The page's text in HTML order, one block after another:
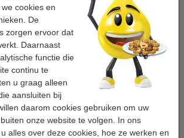
cookies en
De
zorgen ervoor dat
Daarnaast
functie die
continu te
u graag alleen
aansluiten bij
daarom cookies gebruiken om uw
onze website te volgen. In ons
alles over deze cookies, hoe ze werken en
8 x 123inkt standaard plakband 19
m
16x 123inkt standaard plakband 19
m
meebestellen
bureaudispenser voor rol met grote